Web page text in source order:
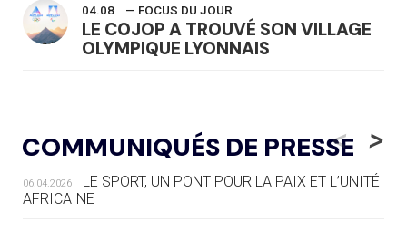
04.08 — FOCUS DU JOUR
LE COJOP A TROUVÉ SON VILLAGE
OLYMPIQUE LYONNAIS
« L'ALLEMAGNE PEUT DÉMONTRER
COMMENT ORGANISER DES JO
RESPONSABLES »
04.08
COMMUNIQUÉS DE PRESSE
<
06.04.2026
LE SPORT, UN PONT POUR LA PAIX ET L’UNITÉ
AFRICAINE
>